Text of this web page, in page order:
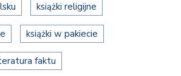
książki religijne
książki w pakiecie
faktu